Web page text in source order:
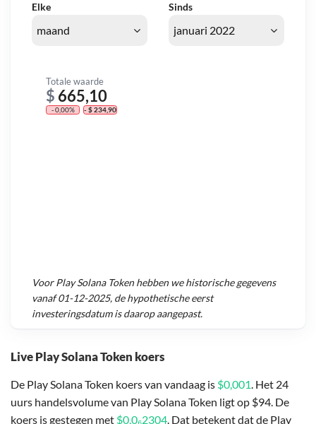
Live Play Solana Token koers
De Play Solana Token koers van vandaag is $0,001. Het 24
uurs handelsvolume van Play Solana Token ligt op $94. De
koers is gestegen met $0,0₆2304. Dat betekent dat de Play
Elke Sinds
Totale waarde
$ 665,10
- 0,00% - $ 234,90
VoorPlay Solana Tokenhebben we historische gegevens
vanaf01-12-2025, de hypothetische eerst
investeringsdatum is daarop aangepast.